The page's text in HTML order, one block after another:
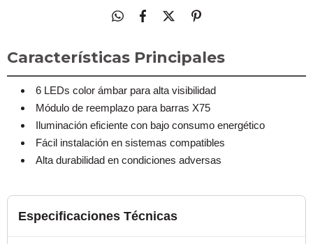
Características Principales
6 LEDs color ámbar para alta visibilidad
Módulo de reemplazo para barras X75
Iluminación eficiente con bajo consumo energético
Fácil instalación en sistemas compatibles
Alta durabilidad en condiciones adversas
Especificaciones Técnicas